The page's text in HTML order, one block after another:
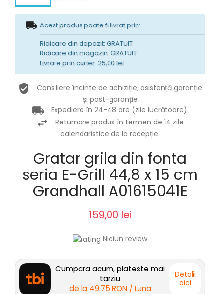
Acest produs poate fi livrat prin:
Ridicare din depozit: GRATUIT
Ridicare din magazin: GRATUIT
Livrare prin curier: 25,00 lei
Consiliere înainte de achiziție, asistență garanție
și post-garanție
Expediere în 24-48 ore (zile lucrătoare).
Returnare produs în termen de 14 zile
calendaristice de la recepție.
Gratar grila din fonta
seria E-Grill 44,8 x 15 cm
Grandhall A01615041E
159,00 lei
Niciun review
Cumpara acum, plateste mai
tarziu
de la 49.75 RON / Luna
Detalii
aici